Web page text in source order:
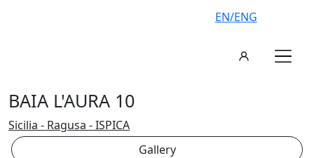
EN/ENG
BAIA L'AURA 10
Sicilia - Ragusa - ISPICA
Gallery